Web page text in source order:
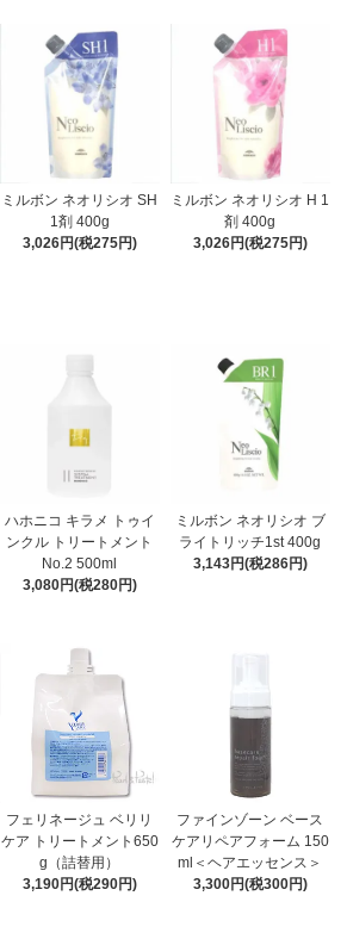
ミルボン ネオリシオ SH
1剤 400g
3,026円(税275円)
ミルボン ネオリシオ H 1
剤 400g
3,026円(税275円)
ハホニコ キラメ トゥイ
ンクル トリートメント
No.2 500ml
3,080円(税280円)
ミルボン ネオリシオ ブ
ライトリッチ1st 400g
3,143円(税286円)
フェリネージュ ベリリ
ケア トリートメント650
g（詰替用）
3,190円(税290円)
ファインゾーン ベース
ケアリペアフォーム 150
ml＜ヘアエッセンス＞
3,300円(税300円)